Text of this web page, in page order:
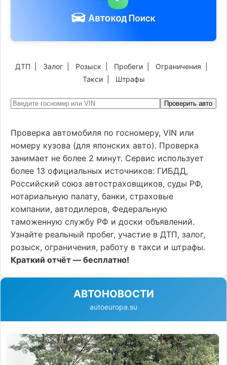
ДТП Залог Розыск Пробеги Ограничения
Такси| Штрафы
Проверить авто
Проверка автомобиля по госномеру, VIN или
номеру кузова (для японских авто). Проверка
занимает не более 2 минут. Сервис использует
более 13 официальных источников: ГИБДД,
Российский союз автостраховщиков, суды РФ,
нотариальную палату, банки, страховые
компании, автодилеров, Федеральную
таможенную службу РФ и доски объявлений.
Узнайте реальный пробег, участие в ДТП, залог,
розыск, ограничения, работу в такси и штрафы.
Краткий отчёт — бесплатно!
АВТОНОВОСТИ
autoeuropa.su